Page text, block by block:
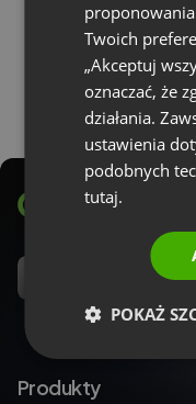
Produkty
Twoich
„Akceptuj
oznaczać, że
działania.
ustawienia
podobnych
tutaj.
POKAŻ